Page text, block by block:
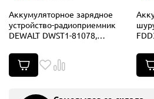
Аккумуляторное зарядное
устройство-радиоприемник
DEWALT DWST1-81078,
81078-QW)